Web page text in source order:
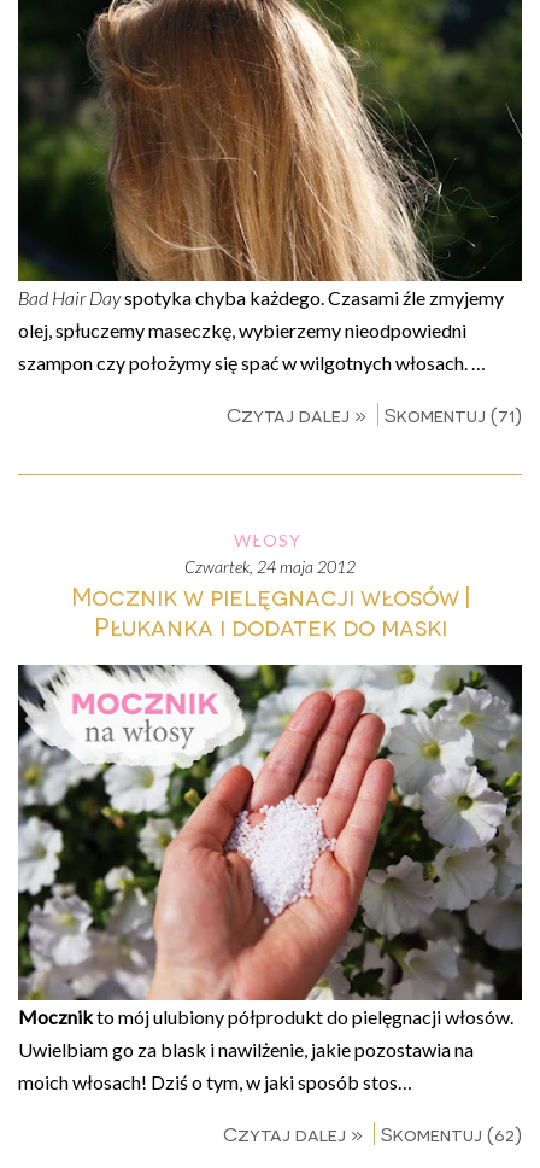
Bad Hair Dayspotyka chyba każdego. Czasami źle zmyjemy
olej, spłuczemy maseczkę, wybierzemy nieodpowiedni
szampon czy położymy się spać w wilgotnych włosach. …
Czytaj dalej » Skomentuj (71)
WŁOSY
czwartek, 24 maja 2012
Mocznik w pielęgnacji włosów |
Płukanka i dodatek do maski
Mocznikto mój ulubiony półprodukt do pielęgnacji włosów.
Uwielbiam go za blask i nawilżenie, jakie pozostawia na
moich włosach! Dziś o tym, w jaki sposób stos…
Czytaj dalej » Skomentuj (62)